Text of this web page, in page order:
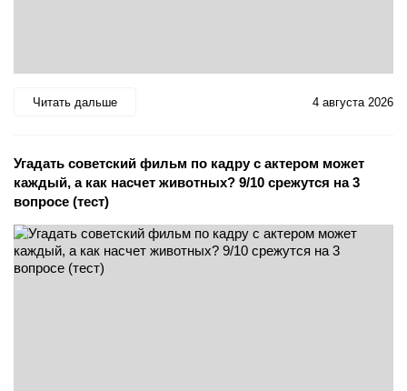
Читать дальше 4 августа 2026
Угадать советский фильм по кадру с актером может
каждый, а как насчет животных? 9/10 срежутся на 3
вопросе (тест)